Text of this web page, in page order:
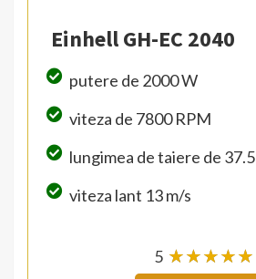
Einhell GH-EC 2040
putere de 2000 W
viteza de 7800 RPM
lungimea de taiere de 37.5
viteza lant 13 m/s
5 ☆☆☆☆☆
★★★★★